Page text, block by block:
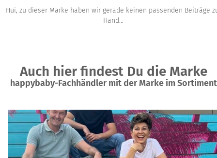
Hui, zu dieser Marke haben wir gerade keinen passenden Beiträge
Hand...
Auch hier findest Du die Marke
happybaby-Fachhändler mit der Marke im Sortiment